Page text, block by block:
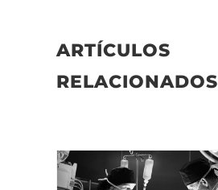
ARTÍCULOS
RELACIONADOS